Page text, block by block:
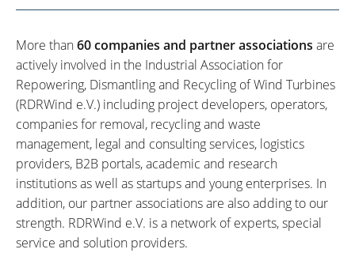
More than60 companies and partner associations are
actively involved in the Industrial Association for
Repowering, Dismantling and Recycling of Wind Turbines
(RDRWind e.V.) including project developers, operators,
companies for removal, recycling and waste
management, legal and consulting services, logistics
providers, B2B portals, academic and research
institutions as well as startups and young enterprises. In
addition, our partner associations are also adding to our
strength. RDRWind e.V. is a network of experts, special
service and solution providers.